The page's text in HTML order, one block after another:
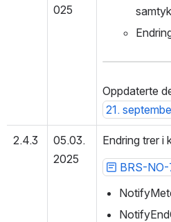
025
Oppdaterte
21.
2.4.3
05.03.
2025
Endring trer i
BRS-NO-